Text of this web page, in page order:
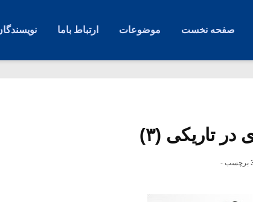
صفحه نخست موضوعات ارتباط باما
تاریکی (۳)
-